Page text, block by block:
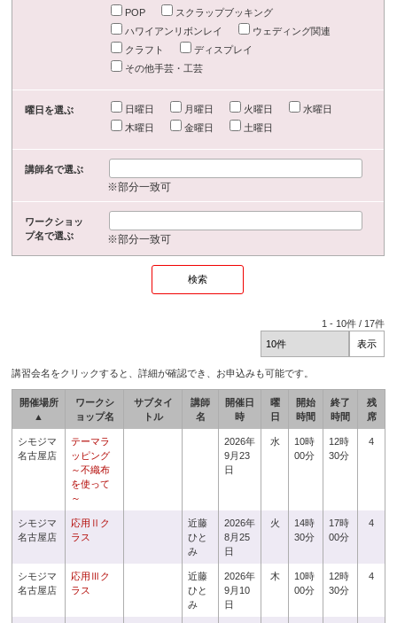
POP
スクラップブッキング
ハワイアンリボンレイ
ウェディング関連
クラフト
ディスプレイ
その他手芸・工芸
曜日を選ぶ 日曜日 月曜日 火曜日
水曜日
木曜日
金曜日 土曜日
講師名で選ぶ
※部分一致可
ワークショッ
プ名で選ぶ
※部分一致可
1 - 10件 / 17件
講習会名をクリックすると、詳細が確認でき、お申込みも可能です。
開催場所
▲
ワークシ
ョップ名
サブタイ
トル
講師
名
開催日
時
曜
日
開始
時間
終了
時間
残
席
シモジマ
名古屋店
テーマラ
ッピング
～不織布
を使って
～
2026年
9月23
日
水
10時
00分
12時
30分
4
シモジマ
名古屋店
応用Ⅱク
ラス
近藤
ひと
み
2026年
8月25
日
火
14時
30分
17時
00分
4
シモジマ
名古屋店
応用Ⅲク
ラス
近藤
ひと
み
2026年
9月10
日
木
10時
00分
12時
30分
4